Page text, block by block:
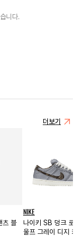
니다.
더보기
츠 블
NIKE
나이키 SB 덩크 로우
울프 그레이 디지 카모